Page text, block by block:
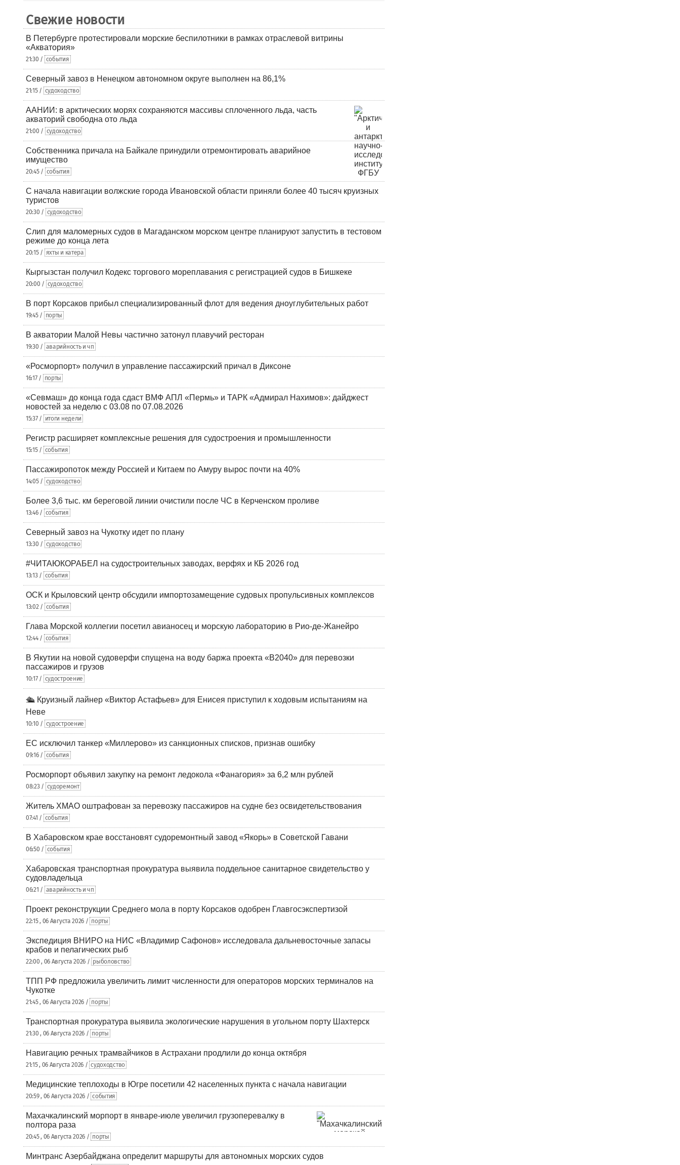
Свежие новости
В Петербурге протестировали морские беспилотники в рамках отраслевой витрины
«Акватория»
21:30 / события
Северный завоз в Ненецком автономном округе выполнен на 86,1%
21:15 / судоходство
ААНИИ: в арктических морях сохраняются массивы сплоченного льда, часть
акваторий свободна ото льда
21:00 / судоходство
Собственника причала на Байкале принудили отремонтировать аварийное
имущество
20:45 / события
С начала навигации волжские города Ивановской области приняли более 40 тысяч круизных
туристов
20:30 / судоходство
Слип для маломерных судов в Магаданском морском центре планируют запустить в тестовом
режиме до конца лета
20:15 / яхты и катера
Кыргызстан получил Кодекс торгового мореплавания с регистрацией судов в Бишкеке
20:00 / судоходство
В порт Корсаков прибыл специализированный флот для ведения дноуглубительных работ
19:45 / порты
В акватории Малой Невы частично затонул плавучий ресторан
19:30 / аварийность и чп
«Росморпорт» получил в управление пассажирский причал в Диксоне
16:17 / порты
«Севмаш» до конца года сдаст ВМФ АПЛ «Пермь» и ТАРК «Адмирал Нахимов»: дайджест
новостей за неделю с 03.08 по 07.08.2026
15:37 / итоги недели
Регистр расширяет комплексные решения для судостроения и промышленности
15:15 / события
Пассажиропоток между Россией и Китаем по Амуру вырос почти на 40%
14:05 / судоходство
Более 3,6 тыс. км береговой линии очистили после ЧС в Керченском проливе
13:46 / события
Северный завоз на Чукотку идет по плану
13:30 / судоходство
#ЧИТАЮКОРАБЕЛ на судостроительных заводах, верфях и КБ 2026 год
13:13 / события
ОСК и Крыловский центр обсудили импортозамещение судовых пропульсивных комплексов
13:02 / события
Глава Морской коллегии посетил авианосец и морскую лабораторию в Рио-де-Жанейро
12:44 / события
В Якутии на новой судоверфи спущена на воду баржа проекта «В2040» для перевозки
пассажиров и грузов
10:17 / судостроение
🛳️ Круизный лайнер «Виктор Астафьев» для Енисея приступил к ходовым испытаниям на
Неве
10:10 / судостроение
ЕС исключил танкер «Миллерово» из санкционных списков, признав ошибку
09:16 / события
Росморпорт объявил закупку на ремонт ледокола «Фанагория» за 6,2 млн рублей
08:23 / судоремонт
Житель ХМАО оштрафован за перевозку пассажиров на судне без освидетельствования
07:41 / события
В Хабаровском крае восстановят судоремонтный завод «Якорь» в Советской Гавани
06:50 / события
Хабаровская транспортная прокуратура выявила поддельное санитарное свидетельство у
судовладельца
06:21 / аварийность и чп
Проект реконструкции Среднего мола в порту Корсаков одобрен Главгосэкспертизой
22:15 , 06 Августа 2026 / порты
Экспедиция ВНИРО на НИС «Владимир Сафонов» исследовала дальневосточные запасы
крабов и пелагических рыб
22:00 , 06 Августа 2026 / рыболовство
ТПП РФ предложила увеличить лимит численности для операторов морских терминалов на
Чукотке
21:45 , 06 Августа 2026 / порты
Транспортная прокуратура выявила экологические нарушения в угольном порту Шахтерск
21:30 , 06 Августа 2026 / порты
Навигацию речных трамвайчиков в Астрахани продлили до конца октября
21:15 , 06 Августа 2026 / судоходство
Медицинские теплоходы в Югре посетили 42 населенных пункта с начала навигации
20:59 , 06 Августа 2026 / события
Махачкалинский морпорт в январе-июле увеличил грузоперевалку в
полтора раза
20:45 , 06 Августа 2026 / порты
Минтранс Азербайджана определит маршруты для автономных морских судов